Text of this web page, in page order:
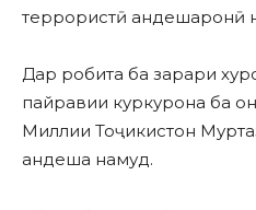
террористӣ андешаронӣ
Дар робита ба зарари
пайравии куркурона ба
Миллии Тоҷикистон
андеша намуд.